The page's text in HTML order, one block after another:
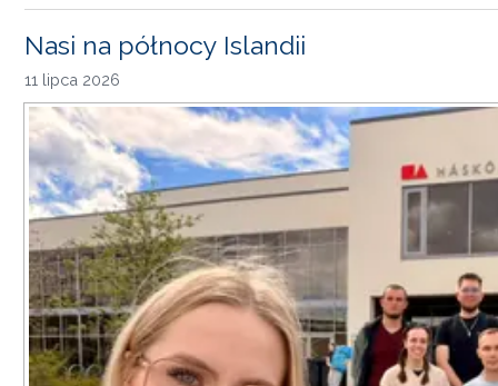
Nasi na północy Islandii
11 lipca 2026